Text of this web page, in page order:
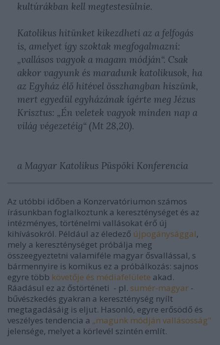
kultúrákban kell megtestesülnie.
Katolikus hitünket kikezdheti az a felfogás
is, amelyet így szoktak megfogalmazni:
„vallásos vagyok a magam módján“. Csak
akkor vagyunk és maradunk katolikusok, ha
az Egyház élő hitével összhangban hiszünk,
mert egyedül egyházának ígérte meg Jézus
Krisztus: „Én veletek vagyok minden nap a
világ végezetéig“ (Mt 28,20).
a Magyar Katolikus Püspöki Konferencia
Az utóbbi időben a Konzervatóriumon számos
írásunkban foglalkoztunk a kereszténységet és az
intézményes, történelmi vallásokat érő új
kihívásokról. Például az éledező újpogánysággal,
mely a kereszténységet próbálja meg
összeegyeztetni valamiféle magyar ősvallással, s
bármennyire is komikus ez a próbálkozás: sajnos
egyre több követője és médiafelülete akad.
Ráadásul ez az őstörténeti - pl. sumér-magyar -
bűvészkedés gyakran a kereszténység nyílt
megtagadásáig is eljut. Hasonló, egyre erősödő és
veszélyes tendencia a „magunk módján vallásosság"
jelensége, melyet a körlevél szintén említ.